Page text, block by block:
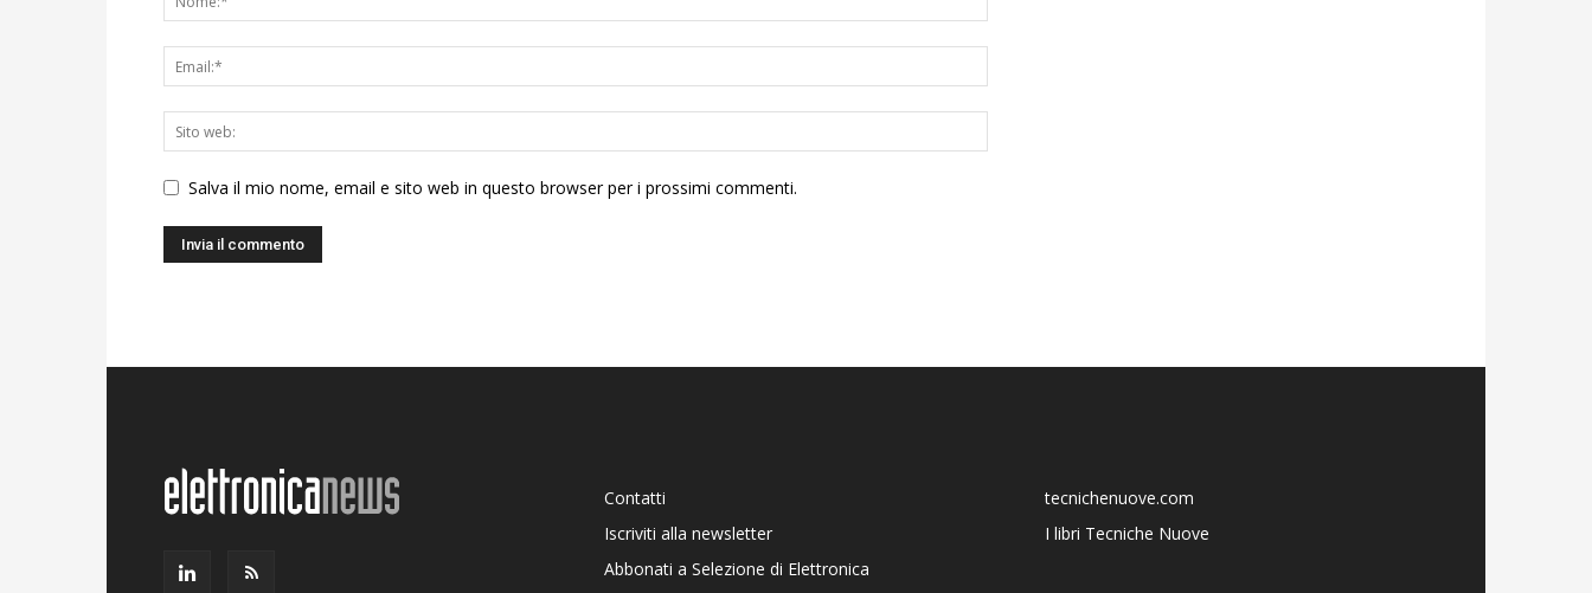
Salva il mio nome, email e sito web in questo browser per i prossimi commenti.
Contatti
Iscriviti alla newsletter
Abbonati a Selezione di Elettronica
tecnichenuove.com
I libri Tecniche Nuove